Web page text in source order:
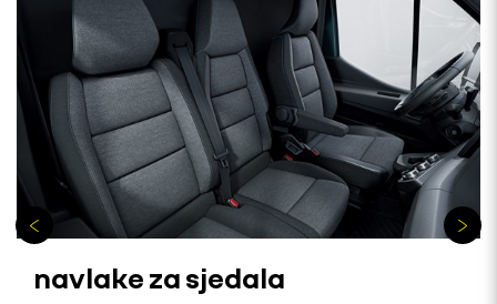
navlake za sjedala